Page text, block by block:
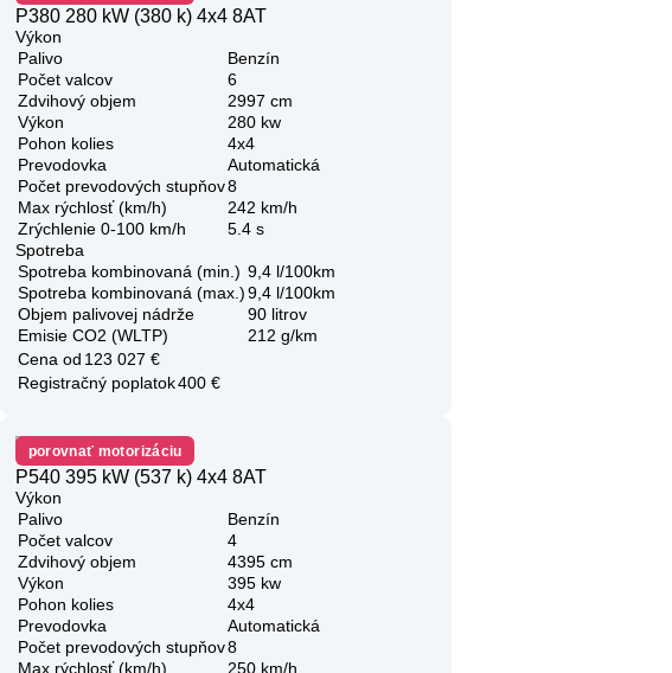
P380 280 kW (380 k) 4x4 8AT
Výkon
Palivo
Benzín
Počet valcov
6
Zdvihový objem
2997 cm
Výkon
280 kw
Pohon kolies
4x4
Prevodovka
Automatická
Počet prevodových stupňov8
Max rýchlosť (km/h)
242 km/h
Zrýchlenie 0-100 km/h
5.4 s
Spotreba
Spotreba kombinovaná (min.) 9,4 l/100km
Spotreba kombinovaná (max.)9,4 l/100km
Objem palivovej nádrže
90 litrov
Emisie CO2 (WLTP)
212 g/km
Cena od 123 027 €
Registračný poplatok400 €
porovnať motorizáciu
P540 395 kW (537 k) 4x4 8AT
Výkon
Palivo
Benzín
Počet valcov
4
Zdvihový objem
4395 cm
Výkon
395 kw
Pohon kolies
4x4
Prevodovka
Automatická
Počet prevodových stupňov8
Max rýchlosť (km/h)
250 km/h